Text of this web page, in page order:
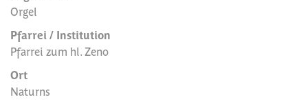
Orgel
Pfarrei / Institution
Pfarrei zum hl. Zeno
Ort
Naturns